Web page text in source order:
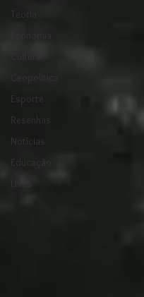
Teoria
Esporte
Resenhas
Notícias
Educação